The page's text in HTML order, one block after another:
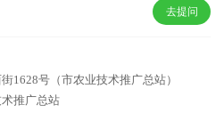
去提问
1628号（市农业技术推广总站）
推广总站